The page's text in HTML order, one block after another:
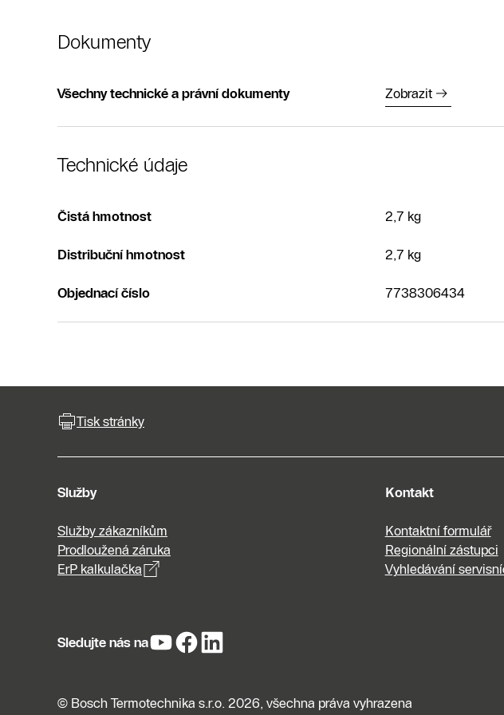
Dokumenty
Všechny technické a právní dokumenty Zobrazit
Technické údaje
Čistá hmotnost 2,7 kg
Distribuční hmotnost 2,7 kg
Objednací číslo 7738306434
Tisk stránky
Služby
Služby zákazníkům
Prodloužená záruka
ErP kalkulačka
Kontakt
Kontaktní formulář
Regionální zástupci
Vyhledávání
Sledujte nás na
© Bosch Termotechnika s.r.o. 2026, všechna práva vyhrazena